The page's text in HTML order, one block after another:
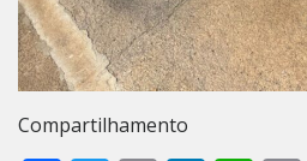
Compartilhamento